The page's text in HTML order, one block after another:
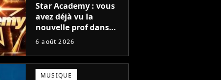
Star Academy : vous
avez déjà vu la
nouvelle prof dans
The Voice et aux
6 août 2026
MUSIQUE